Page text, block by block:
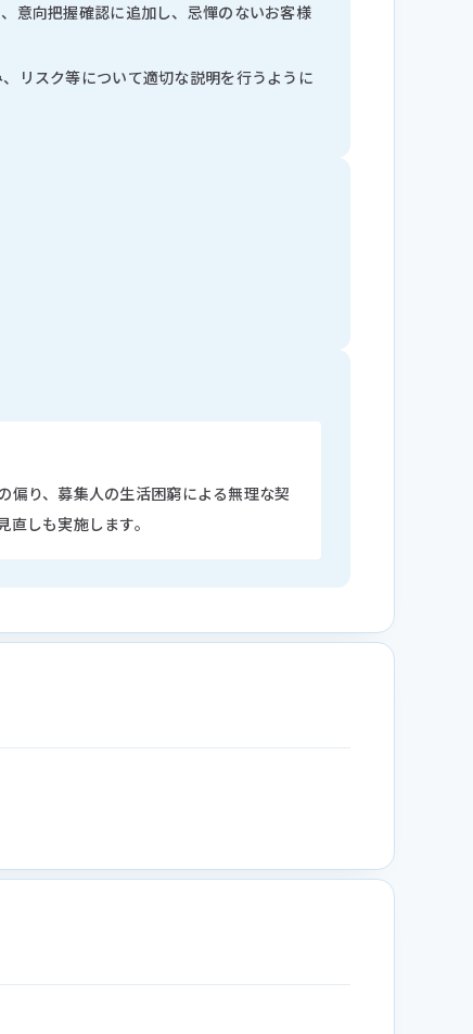
意向把握確認に追加し、忌憚のないお客様
リスク等について適切な説明を行うように
偏り、募集人の生活困窮による無理な契
しも実施します。